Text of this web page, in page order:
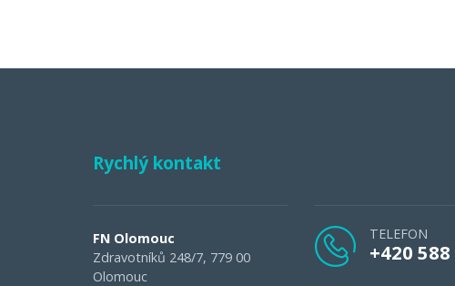
Rychlý kontakt
FN Olomouc
Zdravotníků 248/7, 779 00
Olomouc
TELEFON
+420 588